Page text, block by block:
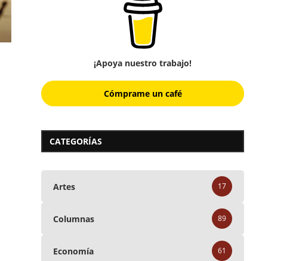
¡Apoya nuestro trabajo!
Cómprame un café
CATEGORÍAS
Artes 17
Columnas 89
Economía 61